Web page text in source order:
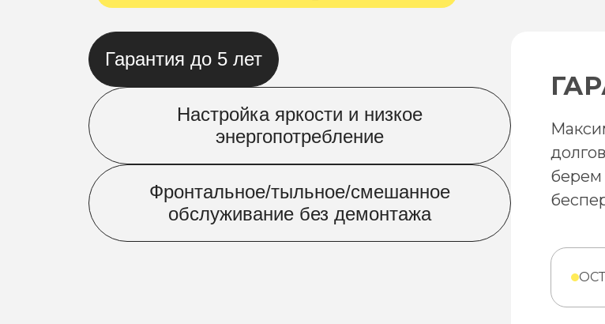
Гарантия до 5 лет
Настройка яркости и низкое
энергопотребление
Фронтальное/тыльное/смешанное
обслуживание без демонтажа
берем